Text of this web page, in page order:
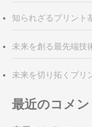
知られざるプリント
未来を創る最先端技
未来を切り拓くプリ
最近のコメン